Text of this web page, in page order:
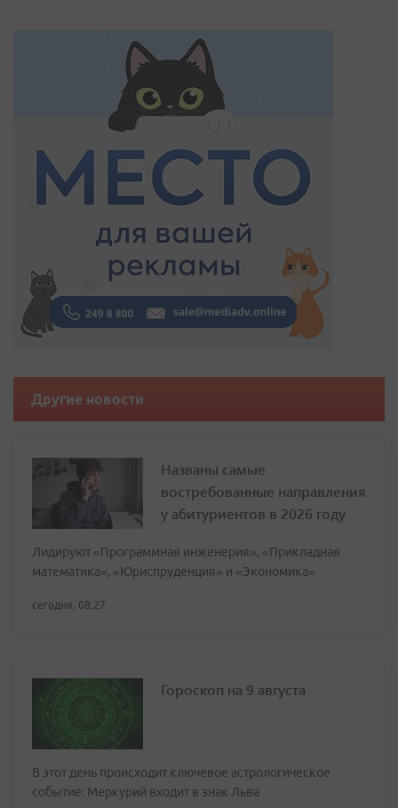
Другие новости
Названы самые
востребованные направления
у абитуриентов в 2026 году
Лидируют «Программная инженерия», «Прикладная
математика», «Юриспруденция» и «Экономика»
сегодня, 08:27
Гороскоп на 9 августа
В этот день происходит ключевое астрологическое
событие: Меркурий входит в знак Льва